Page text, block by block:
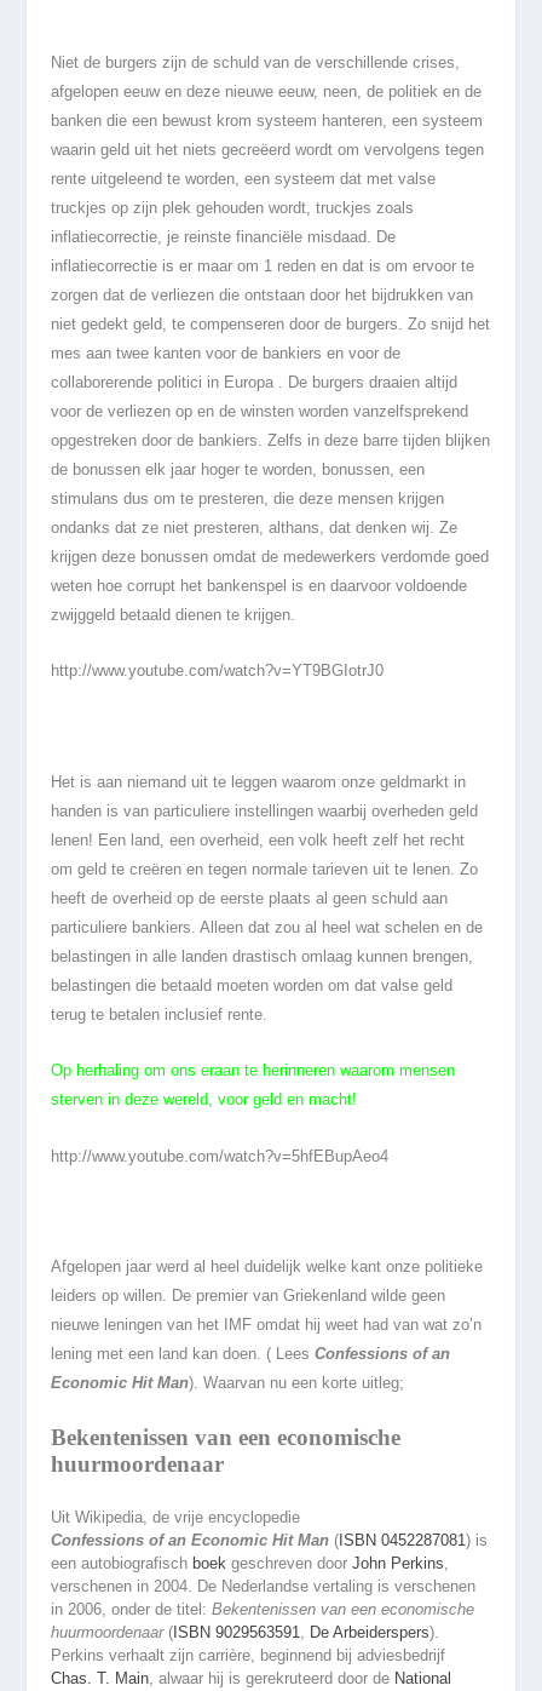
Niet de burgers zijn de schuld van de verschillende crises,
afgelopen eeuw en deze nieuwe eeuw, neen, de politiek en de
banken die een bewust krom systeem hanteren, een systeem
waarin geld uit het niets gecreëerd wordt om vervolgens tegen
rente uitgeleend te worden, een systeem dat met valse
truckjes op zijn plek gehouden wordt, truckjes zoals
inflatiecorrectie, je reinste financiële misdaad. De
inflatiecorrectie is er maar om 1 reden en dat is om ervoor te
zorgen dat de verliezen die ontstaan door het bijdrukken van
niet gedekt geld, te compenseren door de burgers. Zo snijd het
mes aan twee kanten voor de bankiers en voor de
collaborerende politici in Europa . De burgers draaien altijd
voor de verliezen op en de winsten worden vanzelfsprekend
opgestreken door de bankiers. Zelfs in deze barre tijden blijken
de bonussen elk jaar hoger te worden, bonussen, een
stimulans dus om te presteren, die deze mensen krijgen
ondanks dat ze niet presteren, althans, dat denken wij. Ze
krijgen deze bonussen omdat de medewerkers verdomde goed
weten hoe corrupt het bankenspel is en daarvoor voldoende
zwijggeld betaald dienen te krijgen.
http://www.youtube.com/watch?v=YT9BGIotrJ0
Het is aan niemand uit te leggen waarom onze geldmarkt in
handen is van particuliere instellingen waarbij overheden geld
lenen! Een land, een overheid, een volk heeft zelf het recht
om geld te creëren en tegen normale tarieven uit te lenen. Zo
heeft de overheid op de eerste plaats al geen schuld aan
particuliere bankiers. Alleen dat zou al heel wat schelen en de
belastingen in alle landen drastisch omlaag kunnen brengen,
belastingen die betaald moeten worden om dat valse geld
terug te betalen inclusief rente.
Op herhaling om ons eraan te herinneren waarom mensen
sterven in deze wereld, voor geld en macht!
http://www.youtube.com/watch?v=5hfEBupAeo4
Afgelopen jaar werd al heel duidelijk welke kant onze politieke
leiders op willen. De premier van Griekenland wilde geen
nieuwe leningen van het IMF omdat hij weet had van wat zo’n
lening met een land kan doen. ( LeesConfessions of an
Economic Hit Man). Waarvan nu een korte uitleg;
Bekentenissen van een economische
huurmoordenaar
Uit Wikipedia, de vrije encyclopedie
Confessions of an Economic Hit Man ( ISBN 0452287081) is
een autobiografisch boek geschreven doorJohn Perkins,
verschenen in 2004. De Nederlandse vertaling is verschenen
in 2006, onder de titel:Bekentenissen van een economische
huurmoordenaar( ISBN 9029563591, De Arbeiderspers).
Perkins verhaalt zijn carrière, beginnend bij adviesbedrijf
Chas. T. Main, alwaar hij is gerekruteerd door de National